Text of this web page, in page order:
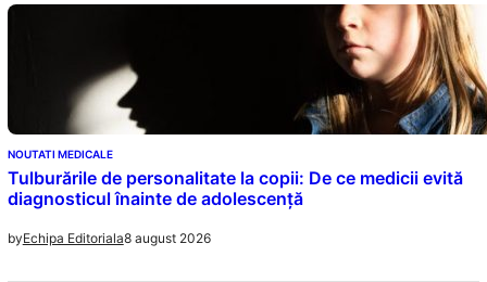
NOUTATI MEDICALE
Tulburările de personalitate la copii: De ce medicii evită
diagnosticul înainte de adolescență
byEchipa Editoriala8 august 2026